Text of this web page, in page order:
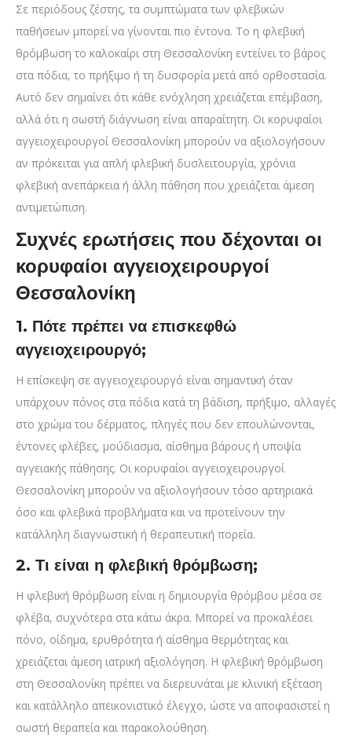
Σε περιόδους ζέστης, τα συμπτώματα των φλεβικών
παθήσεων μπορεί να γίνονται πιο έντονα. Το η φλεβική
θρόμβωση το καλοκαίρι στη Θεσσαλονίκη εντείνει το βάρος
στα πόδια, το πρήξιμο ή τη δυσφορία μετά από ορθοστασία.
Αυτό δεν σημαίνει ότι κάθε ενόχληση χρειάζεται επέμβαση,
αλλά ότι η σωστή διάγνωση είναι απαραίτητη. Οι κορυφαίοι
αγγειοχειρουργοί Θεσσαλονίκη μπορούν να αξιολογήσουν
αν πρόκειται για απλή φλεβική δυσλειτουργία, χρόνια
φλεβική ανεπάρκεια ή άλλη πάθηση που χρειάζεται άμεση
αντιμετώπιση.
Συχνές ερωτήσεις που δέχονται οι
κορυφαίοι αγγειοχειρουργοί
Θεσσαλονίκη
1. Πότε πρέπει να επισκεφθώ
αγγειοχειρουργό;
Η επίσκεψη σε αγγειοχειρουργό είναι σημαντική όταν
υπάρχουν πόνος στα πόδια κατά τη βάδιση, πρήξιμο, αλλαγές
στο χρώμα του δέρματος, πληγές που δεν επουλώνονται,
έντονες φλέβες, μούδιασμα, αίσθημα βάρους ή υποψία
αγγειακής πάθησης. Οι κορυφαίοι αγγειοχειρουργοί
Θεσσαλονίκη μπορούν να αξιολογήσουν τόσο αρτηριακά
όσο και φλεβικά προβλήματα και να προτείνουν την
κατάλληλη διαγνωστική ή θεραπευτική πορεία.
2. Τι είναι η φλεβική θρόμβωση;
Η φλεβική θρόμβωση είναι η δημιουργία θρόμβου μέσα σε
φλέβα, συχνότερα στα κάτω άκρα. Μπορεί να προκαλέσει
πόνο, οίδημα, ερυθρότητα ή αίσθημα θερμότητας και
χρειάζεται άμεση ιατρική αξιολόγηση. Η φλεβική θρόμβωση
στη Θεσσαλονίκη πρέπει να διερευνάται με κλινική εξέταση
και κατάλληλο απεικονιστικό έλεγχο, ώστε να αποφασιστεί η
σωστή θεραπεία και παρακολούθηση.